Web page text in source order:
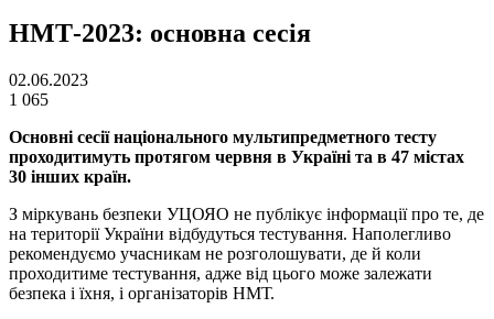
НМТ-2023: основна сесія
02.06.2023
1 065
Основні сесії національного мультипредметного тесту
проходитимуть протягом червня в Україні та в 47 містах
30 інших країн.
З міркувань безпеки УЦОЯО не публікує інформації про те, де
на території України відбудуться тестування. Наполегливо
рекомендуємо учасникам не розголошувати, де й коли
проходитиме тестування, адже від цього може залежати
безпека і їхня, і організаторів НМТ.